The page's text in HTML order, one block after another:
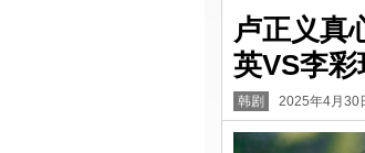
卢正义真
英VS李
韩剧 2025年4月30